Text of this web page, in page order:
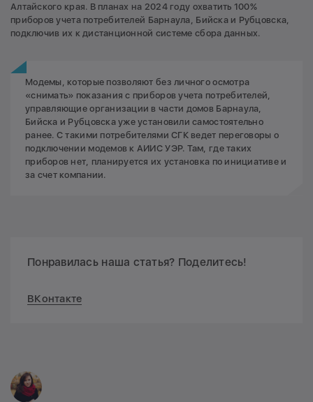
Алтайского края. В планах на 2024 году охватить 100%
приборов учета потребителей Барнаула, Бийска и Рубцовска,
подключив их к дистанционной системе сбора данных.
Модемы, которые позволяют без личного осмотра
«снимать» показания с приборов учета потребителей,
управляющие организации в части домов Барнаула,
Бийска и Рубцовска уже установили самостоятельно
ранее. С такими потребителями СГК ведет переговоры о
подключении модемов к АИИС УЭР. Там, где таких
приборов нет, планируется их установка по инициативе и
за счет компании.
Понравилась наша статья? Поделитесь!
ВКонтакте